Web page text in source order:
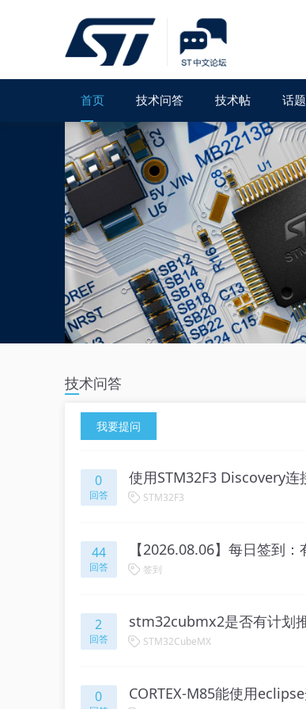
首页 技术问答 技术帖 话题
技术问答
我要提问
0
回答
使用STM32F3 Discovery连
STM32F3
44
回答
【2026.08.06】每日签到
签到
2
回答
stm32cubmx2是否有计划
STM32CubeMX
0 CORTEX-M85能使用